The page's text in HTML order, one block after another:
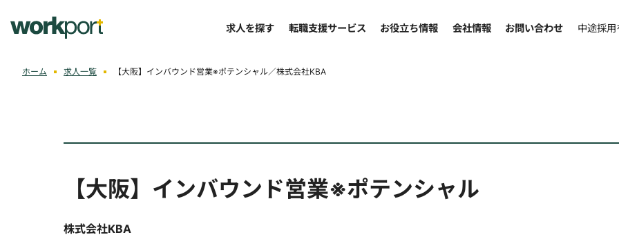
求人を探す 転職支援サービス お役立ち情報 会社情報 お問い合わせ 中途採
ホーム 求人一覧 【大阪】インバウンド営業※ポテンシャル／株式会社KBA
【大阪】インバウンド営業※ポテンシャル
株式会社KBA